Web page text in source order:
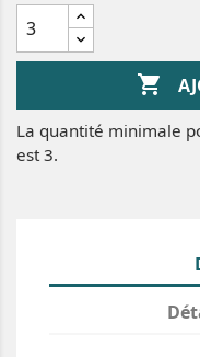

La quantité minimale
est 3.